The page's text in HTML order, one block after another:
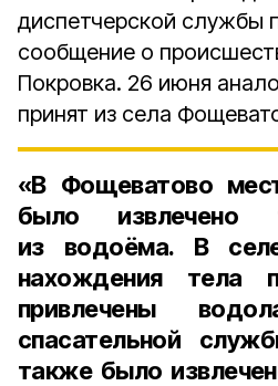
диспетчерской службы
сообщение о
Покровка. 26 июня
принят из села
«В Фощеватово
было извлечено
из водоёма. В
нахождения тела
привлечены
спасательной
также было